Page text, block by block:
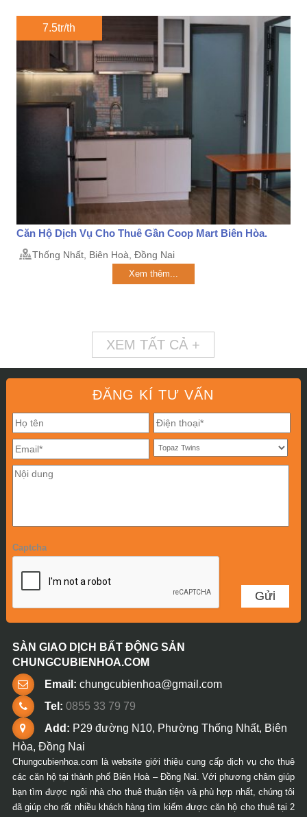
7.5tr/th
Căn Hộ Dịch Vụ Cho Thuê Gần Coop Mart Biên Hòa.
Thống Nhất, Biên Hoà, Đồng Nai
Xem thêm...
XEM TẤT CẢ +
ĐĂNG KÍ TƯ VẤN
Captcha
SÀN GIAO DỊCH BẤT ĐỘNG SẢN
CHUNGCUBIENHOA.COM
Email: chungcubienhoa@gmail.com
Tel: 0855 33 79 79
Add: P29 đường N10, Phường Thống Nhất, Biên
Hòa, Đồng Nai
Chungcubienhoa.com là website giới thiệu cung cấp dịch vụ cho thuê
các căn hộ tại thành phố Biên Hoà – Đồng Nai. Với phương châm giúp
bạn tìm được ngôi nhà cho thuê thuận tiện và phù hợp nhất, chúng tôi
đã giúp cho rất nhiều khách hàng tìm kiếm được căn hộ cho thuê tại 2